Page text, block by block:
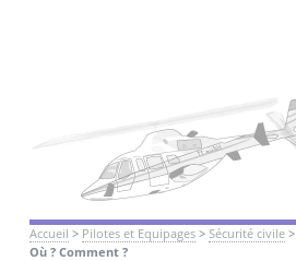
Accueil > Pilotes et Equipages> Sécurité civile>
Où ? Comment ?